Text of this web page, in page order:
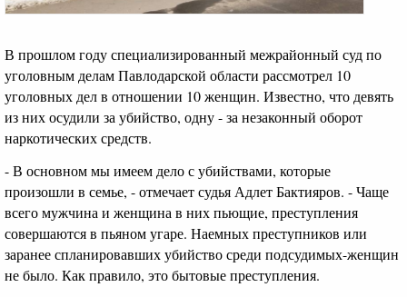
В прошлом году специализированный межрайонный суд по
уголовным делам Павлодарской области рассмотрел 10
уголовных дел в отношении 10 женщин. Известно, что девять
из них осудили за убийство, одну - за незаконный оборот
наркотических средств.
- В основном мы имеем дело с убийствами, которые
произошли в семье, - отмечает судья Адлет Бактияров. - Чаще
всего мужчина и женщина в них пьющие, преступления
совершаются в пьяном угаре. Наемных преступников или
заранее спланировавших убийство среди подсудимых-женщин
не было. Как правило, это бытовые преступления.